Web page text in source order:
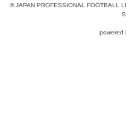
© JAPAN PROFESSIONAL
powered